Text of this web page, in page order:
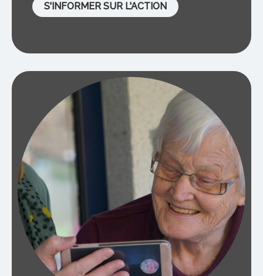
S'INFORMER SUR L'ACTION